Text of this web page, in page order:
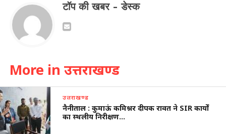
टॉप की खबर - डेस्क
More in उत्तराखण्ड
उत्तराखण्ड
नैनीताल : कुमाऊं कमिश्नर दीपक रावत ने SIR कार्यों
का स्थलीय निरीक्षण…